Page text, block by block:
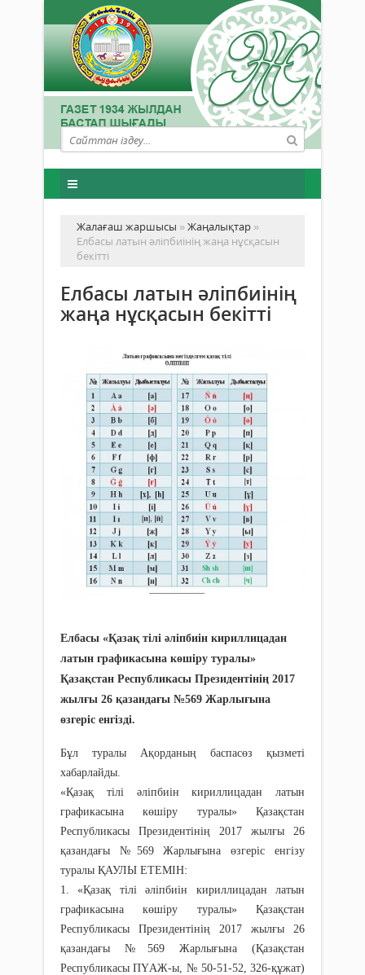
Жалағаш жаршысы »Жаңалықтар »
Елбасы латын әліпбиінің жаңа нұсқасын
бекітті
Елбасы латын әліпбиінің
жаңа нұсқасын бекітті
Елбасы «Қазақ тілі әліпбиін кириллицадан
латын графикасына көшіру туралы»
Қазақстан Республикасы Президентінің 2017
жылғы 26 қазандағы №569 Жарлығына
өзгеріс енгізді.
Бұл туралы Ақорданың баспасөз қызметі
хабарлайды.
«Қазақ тілі әліпбиін кириллицадан латын
графикасына көшіру туралы» Қазақстан
Республикасы Президентінің 2017 жылғы 26
қазандағы №569 Жарлығына өзгеріс енгізу
туралы ҚАУЛЫ ЕТЕМІН:
1. «Қазақ тілі әліпбиін кириллицадан латын
графикасына көшіру туралы» Қазақстан
Республикасы Президентінің 2017 жылғы 26
қазандағы №569 Жарлығына (Қазақстан
Республикасы ПҮАЖ-ы, № 50-51-52, 326-құжат)